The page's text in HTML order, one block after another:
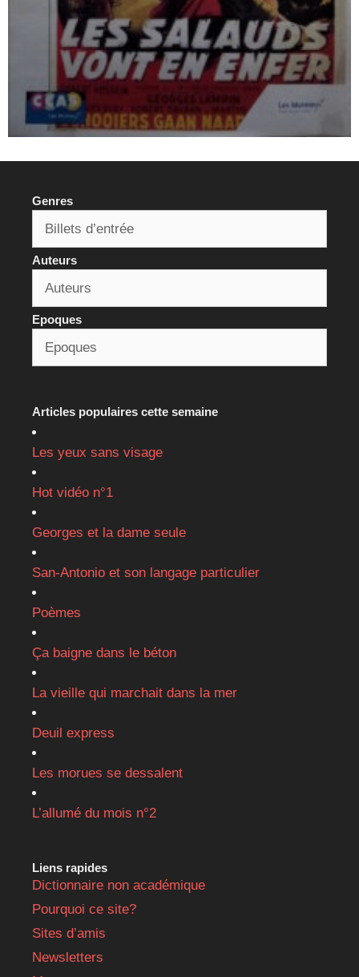
Genres
Auteurs
Epoques
Articles populaires cette semaine
Les yeux sans visage
Hot vidéo n°1
Georges et la dame seule
San-Antonio et son langage particulier
Poèmes
Ça baigne dans le béton
La vieille qui marchait dans la mer
Deuil express
Les morues se dessalent
L’allumé du mois n°2
Liens rapides
Dictionnaire non académique
Pourquoi ce site?
Sites d’amis
Newsletters